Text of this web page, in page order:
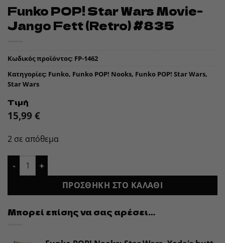
Funko POP! Star Wars Movie-
Jango Fett (Retro) #835
Κωδικός προϊόντος: FP-1462
Κατηγορίες: Funko, Funko POP! Nooks, Funko POP! Star Wars,
Star Wars
Τιμή
15,99 €
2 σε απόθεμα
Funko POP! Star Wars Movie- Jango Fett (Retro) #835
ΠΡΟΣΘΉΚΗ ΣΤΟ ΚΑΛΆΘΙ
Μπορεί επίσης να σας αρέσει…